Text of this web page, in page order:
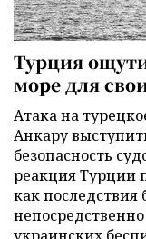
Турция
море для
Атака на
Анкару
безопасность
реакция Турции
как последствия